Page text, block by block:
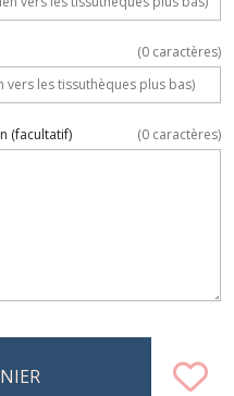
(0 caractères)
(facultatif) (0 caractères)